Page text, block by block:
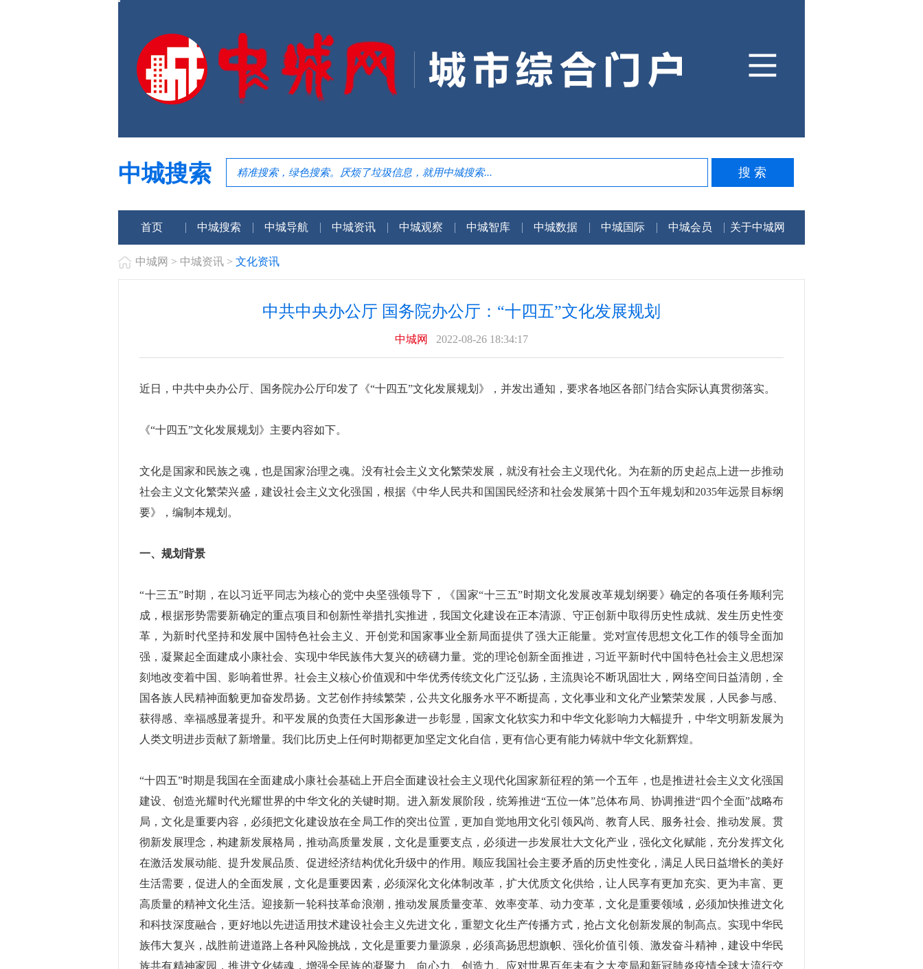
中城搜索
首页 中城搜索 中城导航 中城资讯 中城观察 中城智库 中城数据 中城国际 中城会员 关于中城网
中城网 > 中城资讯 > 文化资讯
中共中央办公厅 国务院办公厅：“十四五”文化发展规划
中城网 2022-08-26 18:34:17
近日，中共中央办公厅、国务院办公厅印发了《“十四五”文化发展规划》，并发出通知，要求各地区各部门结合实际认真贯彻落实。
《“十四五”文化发展规划》主要内容如下。
文化是国家和民族之魂，也是国家治理之魂。没有社会主义文化繁荣发展，就没有社会主义现代化。为在新的历史起点上进一步推动
社会主义文化繁荣兴盛，建设社会主义文化强国，根据《中华人民共和国国民经济和社会发展第十四个五年规划和2035年远景目标纲
要》，编制本规划。
一、规划背景
“十三五”时期，在以习近平同志为核心的党中央坚强领导下，《国家“十三五”时期文化发展改革规划纲要》确定的各项任务顺利完
成，根据形势需要新确定的重点项目和创新性举措扎实推进，我国文化建设在正本清源、守正创新中取得历史性成就、发生历史性变
革，为新时代坚持和发展中国特色社会主义、开创党和国家事业全新局面提供了强大正能量。党对宣传思想文化工作的领导全面加
强，凝聚起全面建成小康社会、实现中华民族伟大复兴的磅礴力量。党的理论创新全面推进，习近平新时代中国特色社会主义思想深
刻地改变着中国、影响着世界。社会主义核心价值观和中华优秀传统文化广泛弘扬，主流舆论不断巩固壮大，网络空间日益清朗，全
国各族人民精神面貌更加奋发昂扬。文艺创作持续繁荣，公共文化服务水平不断提高，文化事业和文化产业繁荣发展，人民参与感、
获得感、幸福感显著提升。和平发展的负责任大国形象进一步彰显，国家文化软实力和中华文化影响力大幅提升，中华文明新发展为
人类文明进步贡献了新增量。我们比历史上任何时期都更加坚定文化自信，更有信心更有能力铸就中华文化新辉煌。
“十四五”时期是我国在全面建成小康社会基础上开启全面建设社会主义现代化国家新征程的第一个五年，也是推进社会主义文化强国
建设、创造光耀时代光耀世界的中华文化的关键时期。进入新发展阶段，统筹推进“五位一体”总体布局、协调推进“四个全面”战略布
局，文化是重要内容，必须把文化建设放在全局工作的突出位置，更加自觉地用文化引领风尚、教育人民、服务社会、推动发展。贯
彻新发展理念，构建新发展格局，推动高质量发展，文化是重要支点，必须进一步发展壮大文化产业，强化文化赋能，充分发挥文化
在激活发展动能、提升发展品质、促进经济结构优化升级中的作用。顺应我国社会主要矛盾的历史性变化，满足人民日益增长的美好
生活需要，促进人的全面发展，文化是重要因素，必须深化文化体制改革，扩大优质文化供给，让人民享有更加充实、更为丰富、更
高质量的精神文化生活。迎接新一轮科技革命浪潮，推动发展质量变革、效率变革、动力变革，文化是重要领域，必须加快推进文化
和科技深度融合，更好地以先进适用技术建设社会主义先进文化，重塑文化生产传播方式，抢占文化创新发展的制高点。实现中华民
族伟大复兴，战胜前进道路上各种风险挑战，文化是重要力量源泉，必须高扬思想旗帜、强化价值引领、激发奋斗精神，建设中华民
族共有精神家园，推进文化铸魂，增强全民族的凝聚力、向心力、创造力。应对世界百年未有之大变局和新冠肺炎疫情全球大流行交